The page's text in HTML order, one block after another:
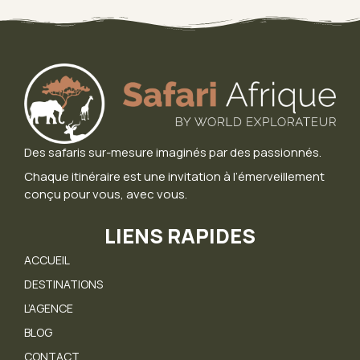
Des safaris sur-mesure imaginés par des passionnés.
Chaque itinéraire est une invitation à l’émerveillement
conçu pour vous, avec vous.
LIENS RAPIDES
ACCUEIL
DESTINATIONS
L’AGENCE
BLOG
CONTACT